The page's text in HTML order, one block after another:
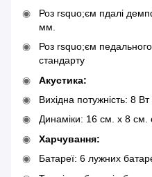
Роз rsquo;єм пдалі
мм.
Роз rsquo;єм
стандарту
Акустика:
Вихідна потужність: 8
Динаміки: 16 см. x 8 см.
Харчування:
Батареї: 6 лужних